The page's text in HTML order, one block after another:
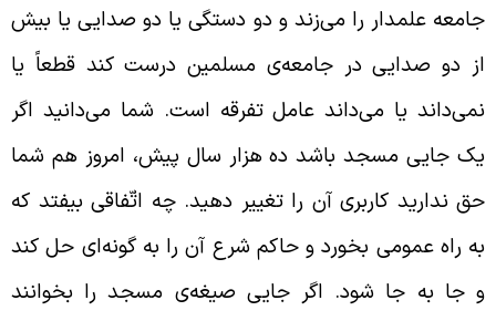
علمدار را می‌زند و دو دستگی یا دو صدایی یا بیش
دو صدایی در جامعه‌ی مسلمین درست کند قطعاً یا
یا می‌داند عامل تفرقه است. شما می‌دانید اگر
جایی مسجد باشد ده هزار سال پیش، امروز هم شما
ندارید کاربری آن را تغییر دهید. چه اتّفاقی بیفتد که
راه عمومی بخورد و حاکم شرع آن را به گونه‌ای حل کند
جا به جا شود. اگر جایی صیغه‌ی مسجد را بخوانند